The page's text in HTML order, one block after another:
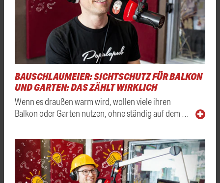
BAUSCHLAUMEIER: SICHTSCHUTZ FÜR BALKON
UND GARTEN: DAS ZÄHLT WIRKLICH
Wenn es draußen warm wird, wollen viele ihren
Balkon oder Garten nutzen, ohne ständig auf dem …